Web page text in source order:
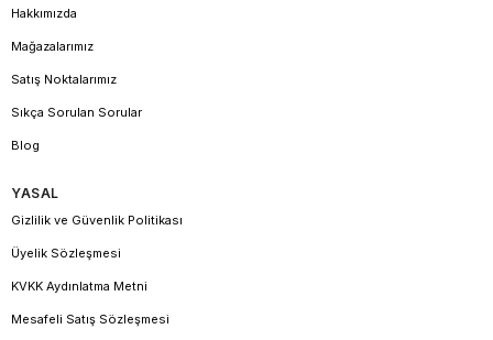
Hakkımızda
Mağazalarımız
Satış Noktalarımız
Sıkça Sorulan Sorular
Blog
YASAL
Gizlilik ve Güvenlik Politikası
Üyelik Sözleşmesi
KVKK Aydınlatma Metni
Mesafeli Satış Sözleşmesi